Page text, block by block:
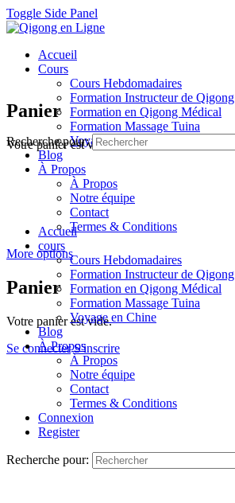
Toggle Side Panel
Accueil
Cours
Cours Hebdomadaires
Formation Instructeur de Qigong
Formation en Qigong Médical
Formation Massage Tuina
Voyage en Chine
Blog
À Propos
À Propos
Notre équipe
Contact
Termes & Conditions
More options
Panier
Votre panier est vide.
Se connecter S'inscrire
Panier
Votre panier est vide.
Recherche pour:
Accueil
cours
Cours Hebdomadaires
Formation Instructeur de Qigong
Formation en Qigong Médical
Formation Massage Tuina
Voyage en Chine
Blog
À Propos
À Propos
Notre équipe
Contact
Termes & Conditions
Connexion
Register
Recherche pour: